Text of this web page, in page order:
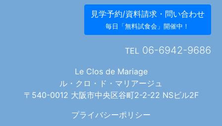
見学予約/資料請求・問い合わせ
毎日「無料試食会」開催中！
TEL06-6942-9686
Le Clos de Mariage
ル・クロ・ド・マリアージュ
〒540-0012 大阪市中央区谷町2-2-22 NSビル2F
プライバシーポリシー